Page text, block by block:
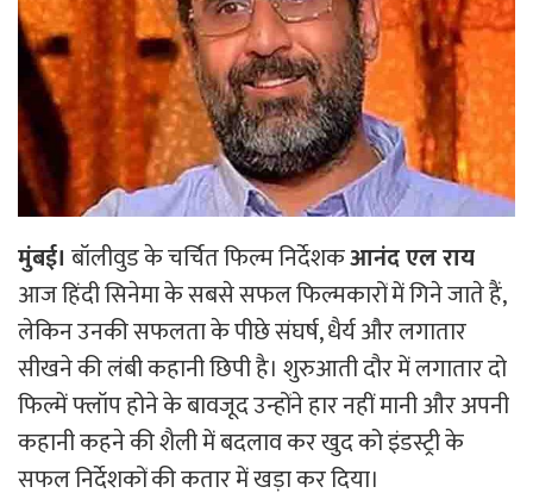
मुंबई। बॉलीवुड के चर्चित फिल्म निर्देशकआनंद एल राय
आज हिंदी सिनेमा के सबसे सफल फिल्मकारों में गिने जाते हैं,
लेकिन उनकी सफलता के पीछे संघर्ष, धैर्य और लगातार
सीखने की लंबी कहानी छिपी है। शुरुआती दौर में लगातार दो
फिल्में फ्लॉप होने के बावजूद उन्होंने हार नहीं मानी और अपनी
कहानी कहने की शैली में बदलाव कर खुद को इंडस्ट्री के
सफल निर्देशकों की कतार में खड़ा कर दिया।